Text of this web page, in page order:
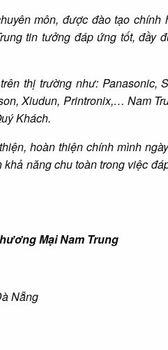
môn, được đào tạo chính
tin tưởng đáp ứng tốt, đầy
thị trường như: Panasonic,
Xiudun, Printronix,… Nam
Khách.
hoàn thiện chính mình
năng chu toàn trong việc
Mại Nam Trung
Nẵng